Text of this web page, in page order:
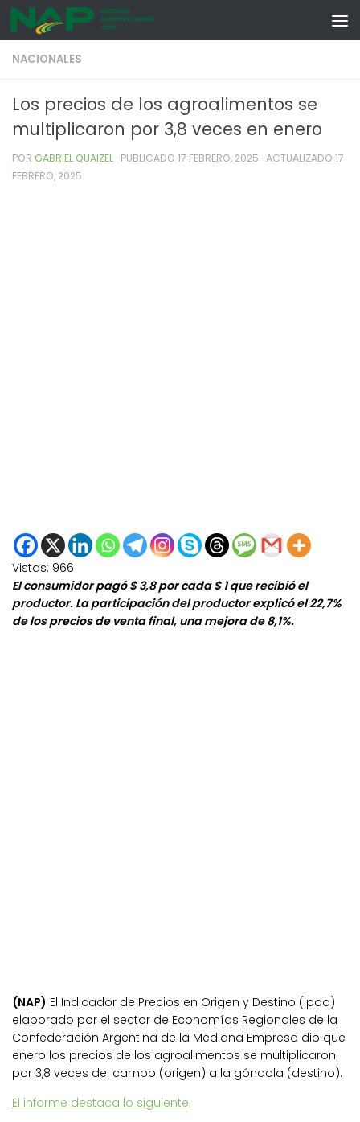
Skip to content
NACIONALES
Los precios de los agroalimentos se
multiplicaron por 3,8 veces en enero
POR GABRIEL QUAIZEL · PUBLICADO 17 FEBRERO, 2025 · ACTUALIZADO 17
FEBRERO, 2025
Vistas: 966
El consumidor pagó $ 3,8 por cada $ 1 que recibió el
productor. La participación del productor explicó el 22,7%
de los precios de venta final, una mejora de 8,1%.
(NAP) El Indicador de Precios en Origen y Destino (Ipod)
elaborado por el sector de Economías Regionales de la
Confederación Argentina de la Mediana Empresa dio que
enero los precios de los agroalimentos se multiplicaron
por 3,8 veces del campo (origen) a la góndola (destino).
El informe destaca lo siguiente: